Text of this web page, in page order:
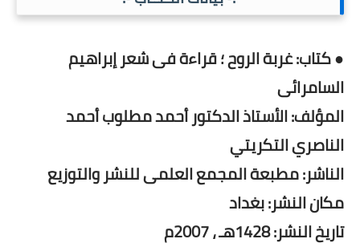
● كتاب: غربة الروح ؛ قراءة فى شعر إبراهيم
السامرائى
المؤلف: الأستاذ الدكتور أحمد مطلوب أحمد
الناصري التكريتي
الناشر: مطبعة المجمع العلمى للنشر والتوزيع
مكان النشر: بغداد
تاريخ النشر: 1428هـ ، 2007م